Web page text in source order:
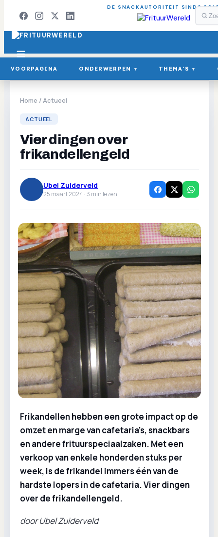
DE SNACKAUTORITEIT SINDS
VOORPAGINA ONDERWERPEN ▾ THEMA'S ▾
Home /Actueel
ACTUEEL
Vier dingen over
frikandellengeld
Ubel Zuiderveld
25 maart 2024 ·3 min lezen
Frikandellen hebben een grote impact op de
omzet en marge van cafetaria’s, snackbars
en andere frituurspeciaalzaken. Met een
verkoop van enkele honderden stuks per
week, is de frikandel immers één van de
hardste lopers in de cafetaria. Vier dingen
over de frikandellengeld.
door Ubel Zuiderveld